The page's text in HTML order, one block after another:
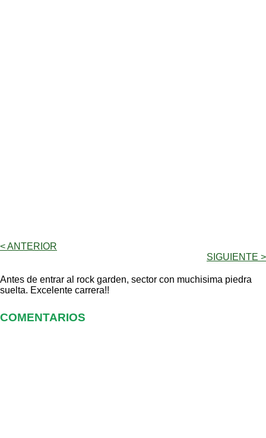
< ANTERIOR
SIGUIENTE >
Antes de entrar al rock garden, sector con muchisima piedra
suelta. Excelente carrera!!
COMENTARIOS